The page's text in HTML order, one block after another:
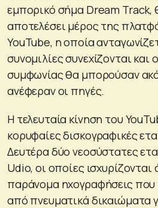
εμπορικό σήμα Dream Track,
αποτελέσει μέρος της
YouTube, η οποία
συνομιλίες συνεχίζονται και
συμφωνίας θα μπορούσαν
ανέφεραν οι πηγές.
Η τελευταία κίνηση του
κορυφαίες δισκογραφικές
Δευτέρα δύο νεοσύστατες
Udio, οι οποίες
παράνομα ηχογραφήσεις
από πνευματικά δικαιώματα